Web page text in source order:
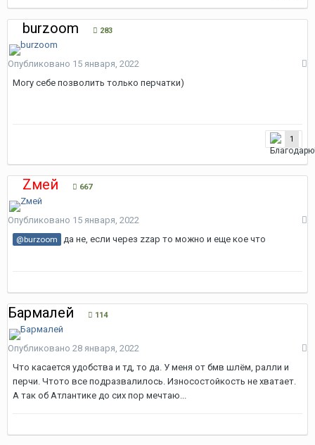
burzoom 283
Опубликовано 15 января, 2022
Могу себе позволить только перчатки)
1
Zмей 667
Опубликовано 15 января, 2022
@burzoom да не, если через zzap то можно и еще кое что
Бармалей 114
Опубликовано 28 января, 2022
Что касается удобства и тд, то да. У меня от бмв шлём, ралли и
перчи. Чтото все подразвалилось. Износостойкость не хватает.
А так об Атлантике до сих пор мечтаю...